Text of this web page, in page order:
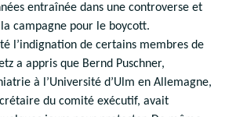
entraînée dans une controverse et
campagne pour le boycott.
l’indignation de certains membres de
a appris que Bernd Puschner,
à l’Université d’Ulm en Allemagne,
du comité exécutif, avait